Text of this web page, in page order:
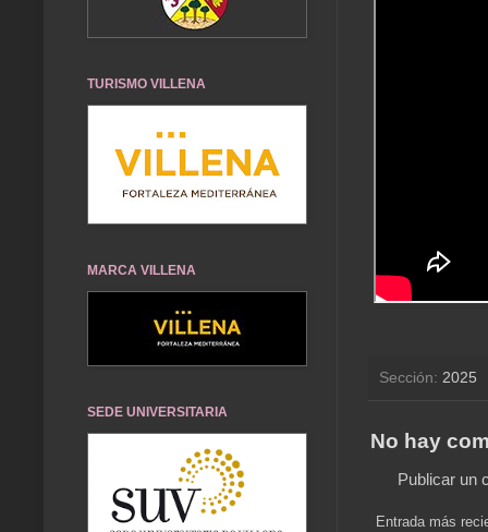
Sección: 2025
No hay
Publicar un
Entrada más
TURISMO VILLENA
MARCA VILLENA
SEDE UNIVERSITARIA